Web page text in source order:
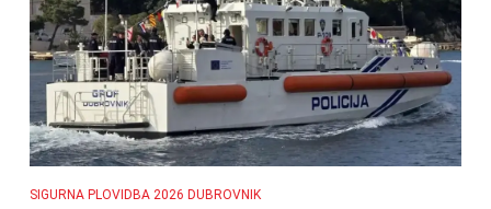
SIGURNA PLOVIDBA 2026 DUBROVNIK